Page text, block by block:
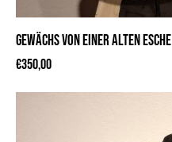
GEWÄCHS VON EINER ALTEN ESCHE
€350,00